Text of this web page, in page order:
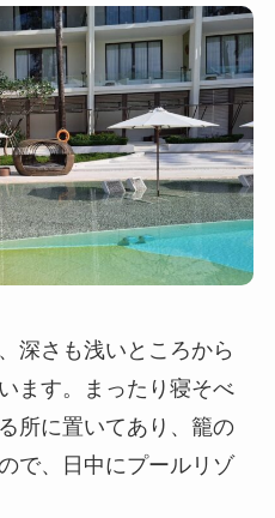
深さも浅いところから
ます。まったり寝そべ
所に置いてあり、籠の
で、日中にプールリゾ